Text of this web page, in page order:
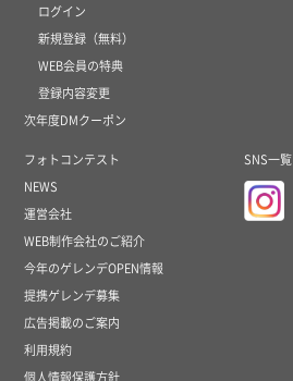
ログイン
新規登録（無料）
WEB会員の特典
登録内容変更
次年度DMクーポン
フォトコンテスト
NEWS
運営会社
WEB制作会社のご紹介
今年のゲレンデOPEN情報
提携ゲレンデ募集
広告掲載のご案内
利用規約
個人情報保護方針
SNS一覧